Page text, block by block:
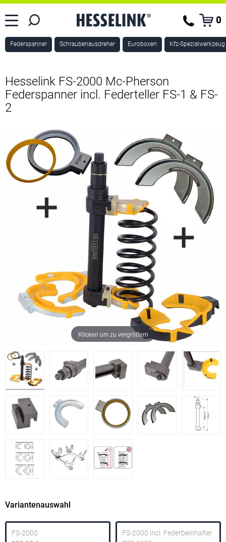
0
Federspanner Schraubenausdreher Euroboxen Kfz-Spezialwerkzeug
Hesselink FS-2000 Mc-Pherson
Federspanner incl. Federteller FS-1 & FS-
2
Klicken um zu vergrößern
Variantenauswahl
FS-2000 incl. Federbeinhalter
FS-2000